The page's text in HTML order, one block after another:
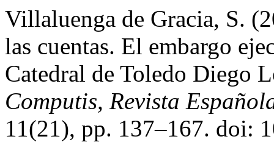
Villaluenga de Gracia, S.
las cuentas. El embargo
Catedral de Toledo Diego
Computis, Revista
11(21), pp. 137–167. doi: